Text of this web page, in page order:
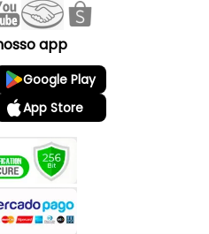
app
Google Play
App Store